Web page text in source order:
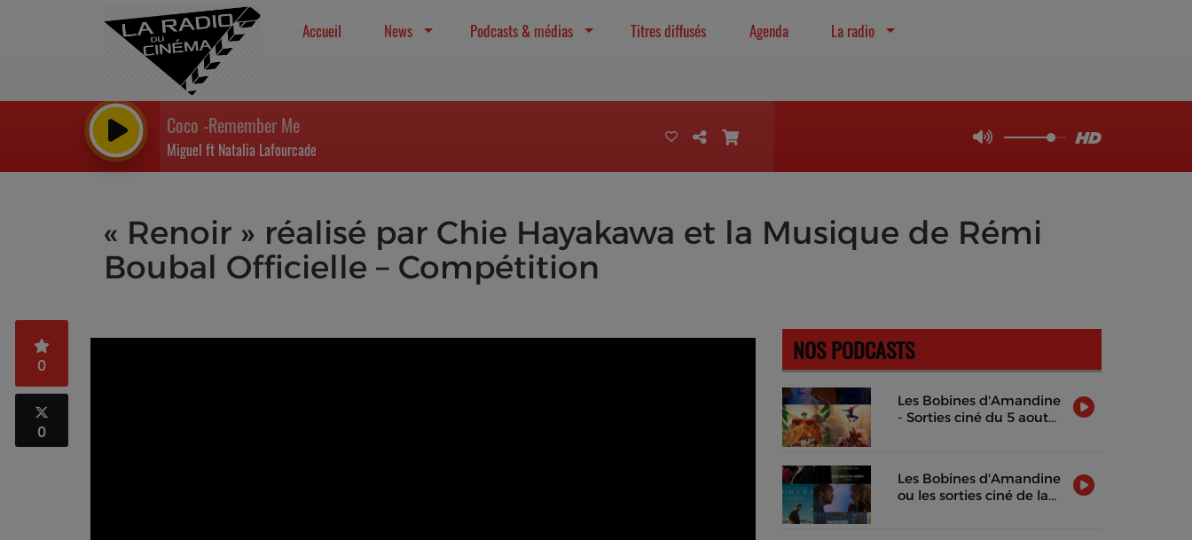
Accueil News Podcasts & médias Titres diffusés Agenda La radio
Coco -Remember Me
Miguel ft Natalia Lafourcade
« Renoir » réalisé par Chie Hayakawa et la Musique de Rémi
Boubal Officielle – Compétition
0
0
NOS PODCASTS
Les Bobines d'Amandine
- Sorties ciné du 5 aout
Les Bobines d'Amandine
ou les sorties ciné de la